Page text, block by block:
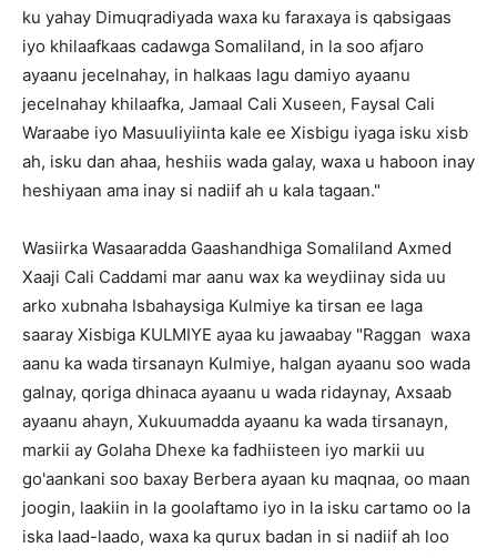
ku yahay Dimuqradiyada waxa ku faraxaya is qabsigaas
iyo khilaafkaas cadawga Somaliland, in la soo afjaro
ayaanu jecelnahay, in halkaas lagu damiyo ayaanu
jecelnahay khilaafka, Jamaal Cali Xuseen, Faysal Cali
Waraabe iyo Masuuliyiinta kale ee Xisbigu iyaga isku xisb
ah, isku dan ahaa, heshiis wada galay, waxa u haboon inay
heshiyaan ama inay si nadiif ah u kala tagaan."
Wasiirka Wasaaradda Gaashandhiga Somaliland Axmed
Xaaji Cali Caddami mar aanu wax ka weydiinay sida uu
arko xubnaha Isbahaysiga Kulmiye ka tirsan ee laga
saaray Xisbiga KULMIYE ayaa ku jawaabay "Raggan waxa
aanu ka wada tirsanayn Kulmiye, halgan ayaanu soo wada
galnay, qoriga dhinaca ayaanu u wada ridaynay, Axsaab
ayaanu ahayn, Xukuumadda ayaanu ka wada tirsanayn,
markii ay Golaha Dhexe ka fadhiisteen iyo markii uu
go'aankani soo baxay Berbera ayaan ku maqnaa, oo maan
joogin, laakiin in la goolaftamo iyo in la isku cartamo oo la
iska laad-laado, waxa ka qurux badan in si nadiif ah loo